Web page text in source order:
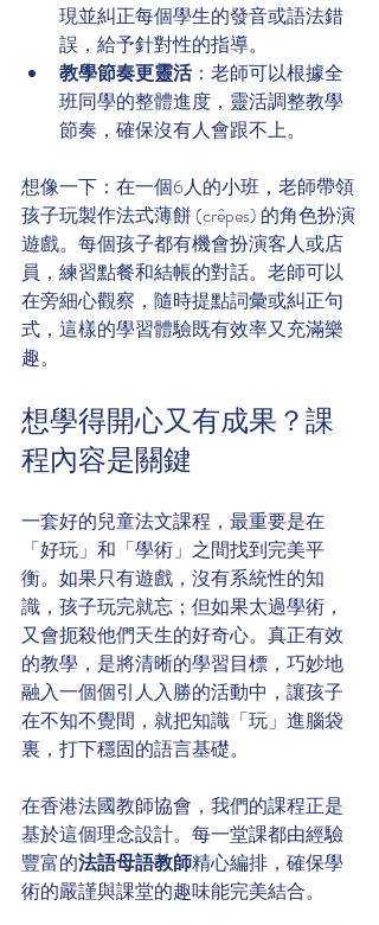
現並糾正每個學生的發音或語法錯
誤，給予針對性的指導。
教學節奏更靈活：老師可以根據全
班同學的整體進度，靈活調整教學
節奏，確保沒有人會跟不上。
想像一下：在一個6人的小班，老師帶領
孩子玩製作法式薄餅 (crêpes) 的角色扮演
遊戲。每個孩子都有機會扮演客人或店
員，練習點餐和結帳的對話。老師可以
在旁細心觀察，隨時提點詞彙或糾正句
式，這樣的學習體驗既有效率又充滿樂
趣。
想學得開心又有成果？課
程內容是關鍵
一套好的兒童法文課程，最重要是在
「好玩」和「學術」之間找到完美平
衡。如果只有遊戲，沒有系統性的知
識，孩子玩完就忘；但如果太過學術，
又會扼殺他們天生的好奇心。真正有效
的教學，是將清晰的學習目標，巧妙地
融入一個個引人入勝的活動中，讓孩子
在不知不覺間，就把知識「玩」進腦袋
裏，打下穩固的語言基礎。
在香港法國教師協會，我們的課程正是
基於這個理念設計。每一堂課都由經驗
豐富的法語母語教師精心編排，確保學
術的嚴謹與課堂的趣味能完美結合。